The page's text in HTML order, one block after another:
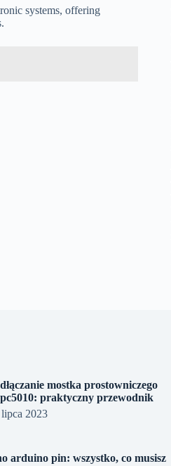
systems, offering
mostka prostowniczego
praktyczny przewodnik
2023
arduino pin: wszystko, co musisz